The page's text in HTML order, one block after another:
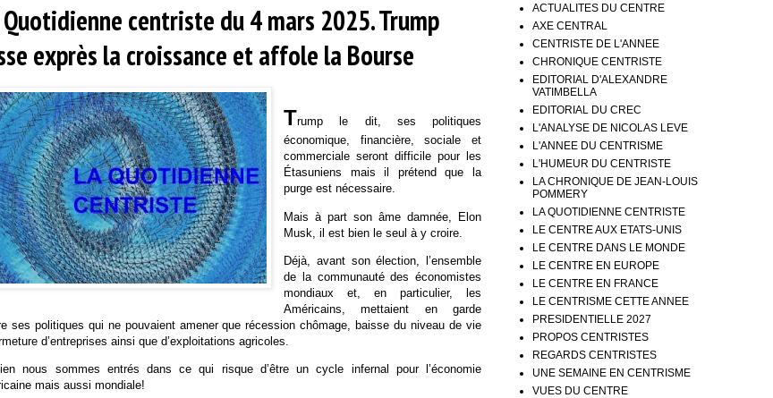
centriste du 4 mars 2025. Trump
exprès la croissance et affole la Bourse
Trump le dit, ses politiques
économique, financière, sociale et
commerciale seront difficile pour les
Étasuniens mais il prétend que la
purge est nécessaire.
Mais à part son âme damnée, Elon
Musk, il est bien le seul à y croire.
Déjà, avant son élection, l’ensemble
de la communauté des économistes
mondiaux et, en particulier, les
Américains, mettaient en garde
ses politiques qui ne pouvaient amener que récession chômage, baisse du niveau de vie
d’entreprises ainsi que d’exploitations agricoles.
nous sommes entrés dans ce qui risque d’être un cycle infernal pour l’économie
mais aussi mondiale!
ACTUALITES DU CENTRE
AXE CENTRAL
CENTRISTE DE L'ANNEE
CHRONIQUE CENTRISTE
EDITORIAL D'ALEXANDRE
VATIMBELLA
EDITORIAL DU CREC
L'ANALYSE DE NICOLAS LEVE
L'ANNEE DU CENTRISME
L'HUMEUR DU CENTRISTE
LA CHRONIQUE DE JEAN-LOUIS
POMMERY
LA QUOTIDIENNE CENTRISTE
LE CENTRE AUX ETATS-UNIS
LE CENTRE DANS LE MONDE
LE CENTRE EN EUROPE
LE CENTRE EN FRANCE
LE CENTRISME CETTE ANNEE
PRESIDENTIELLE 2027
PROPOS CENTRISTES
REGARDS CENTRISTES
UNE SEMAINE EN CENTRISME
VUES DU CENTRE